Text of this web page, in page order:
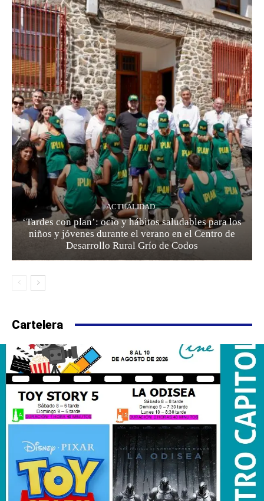
ACTUALIDAD
‘Tardes con plan’: ocio y hábitos saludables para los
niños y jóvenes durante el verano en el Centro de
Desarrollo Rural Grío de Codos
Cartelera